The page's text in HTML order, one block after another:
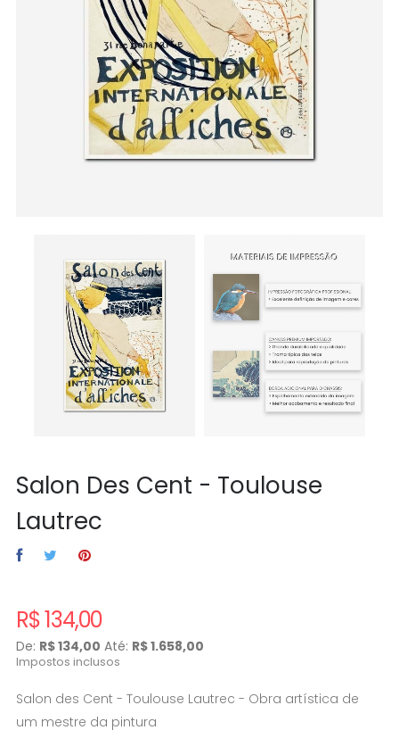
Salon Des Cent - Toulouse
Lautrec
R$ 134,00
De: R$ 134,00 Até: R$ 1.658,00
Impostos inclusos
Salon des Cent - Toulouse Lautrec - Obra artística de
um mestre da pintura